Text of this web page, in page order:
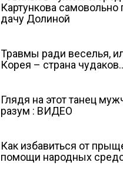
Картункова самовольно
дачу Долиной
Травмы ради веселья,
Корея – страна
Глядя на этот танец
разум : ВИДЕО
Как избавиться от
помощи народных